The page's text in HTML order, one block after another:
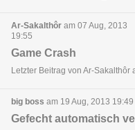
Ar-Sakalthôr am 07 Aug, 2013
19:55
Game Crash
Letzter Beitrag von Ar-Sakalthôr
big boss am 19 Aug, 2013 19:49
Gefecht automatisch